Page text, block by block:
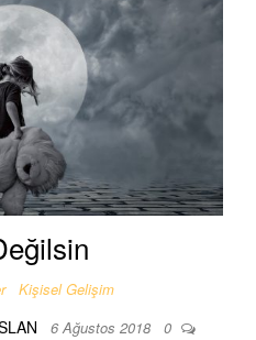
Kişisel Gelişim
6 Ağustos 2018 0